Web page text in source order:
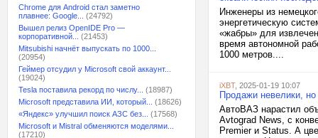
Chrome для Android стал заметно
плавнее: Google...
(24792)
Вышел релиз OpenIDE Pro —
корпоративной...
(21453)
Mitsubishi начнёт выпускать по 1000...
(20954)
Геймер отсудил у Microsoft свой аккаунт...
(19024)
Tesla поставила рекорд по числу...
(18987)
Microsoft представила ИИ, который...
(18626)
«Яндекс» улучшил поиск АЗС без...
(17568)
Microsoft и Mistral обменяются моделями...
(17210)
Инженеры из
энергетическую
«жабры» для
время автономной
1000 метров....
iXBT, 2025-01-19 10:07
Продажи невелики,
АвтоВАЗ нарастил
Avtograd News, с
Premier и Status. А